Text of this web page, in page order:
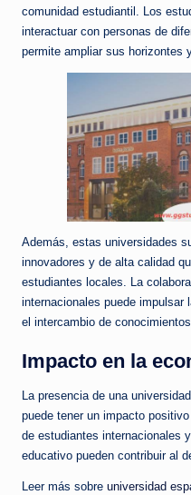
comunidad estudiantil. Los
interactuar con personas de
permite ampliar sus horizontes
Además, estas universidades
innovadores y de alta calidad
estudiantes locales. La
internacionales puede
el intercambio de
Impacto en la
La presencia de una
puede tener un impacto
de estudiantes internacionales
educativo pueden contribuir al
Leer más sobre universidad